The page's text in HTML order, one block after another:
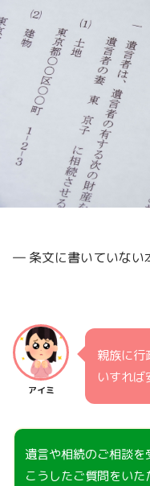
― 条文に書いていな
アイミ
親族に行
いすれば
遺言や相続のご相談を
こうしたご質問をい